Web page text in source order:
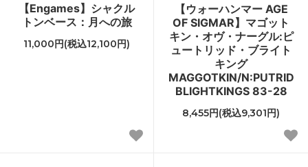
【Engames】シャクル
トンベース：月への旅
11,000円(税込12,100円)
【ウォーハンマー AGE
OF SIGMAR】マゴット
キン・オヴ・ナーグル:ピ
ュートリッド・ブライト
キング
MAGGOTKIN/N:PUTRID
BLIGHTKINGS 83-28
8,455円(税込9,301円)